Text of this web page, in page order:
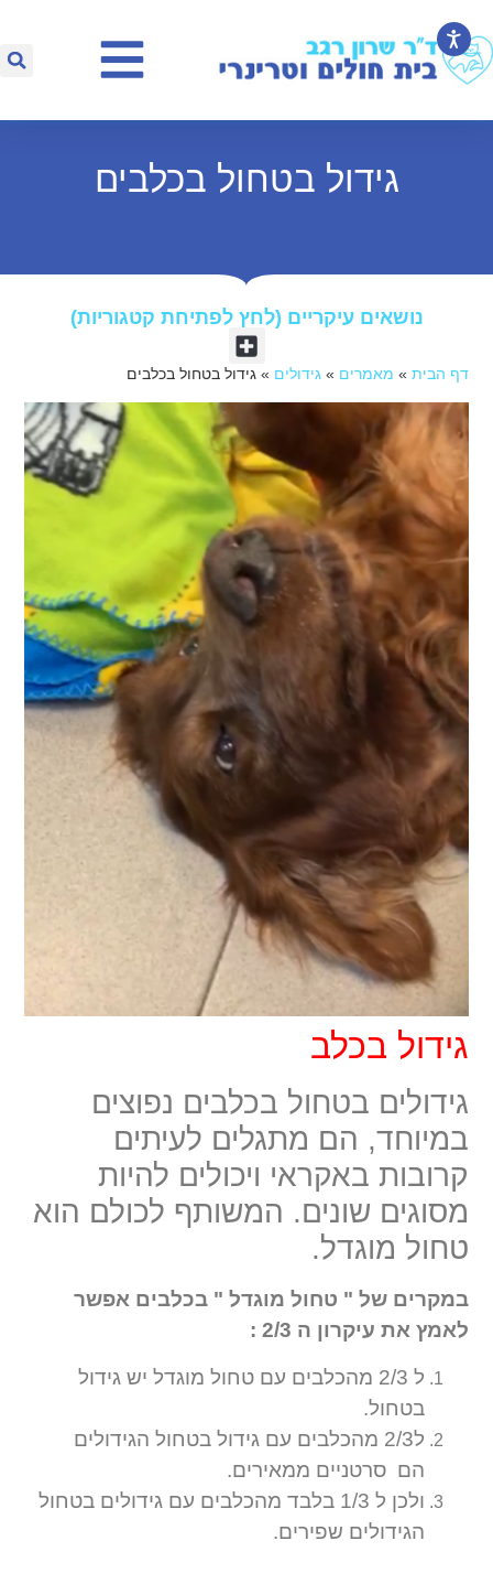
גידול בטחול בכלבים
נושאים עיקריים (לחץ לפתיחת קטגוריות)​
דף הבית » מאמרים »גידולים »גידול בטחול בכלבים
גידול בכלב
גידולים בטחול בכלבים נפוצים
במיוחד, הם מתגלים לעיתים
קרובות באקראי ויכולים להיות
מסוגים שונים. המשותף לכולם הוא
טחול מוגדל.
במקרים של " טחול מוגדל " בכלבים אפשר
לאמץ את עיקרון ה 2/3 :
ל 2/3 מהכלבים עם טחול מוגדל יש גידול
בטחול.
ל2/3 מהכלבים עם גידול בטחול הגידולים
הם סרטניים ממאירים.
ולכן ל 1/3 בלבד מהכלבים עם גידולים בטחול
הגידולים שפירים.